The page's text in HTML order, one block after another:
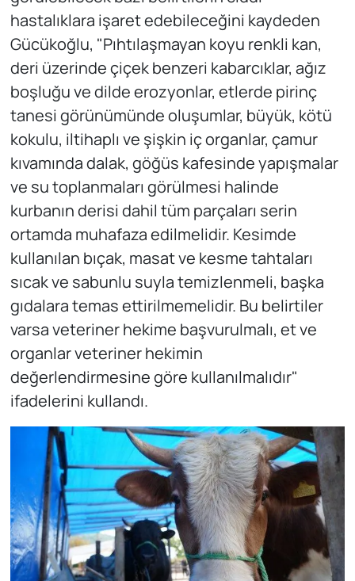
hastalıklara işaret edebileceğini kaydeden
Gücükoğlu, "Pıhtılaşmayan koyu renkli kan,
deri üzerinde çiçek benzeri kabarcıklar, ağız
boşluğu ve dilde erozyonlar, etlerde pirinç
tanesi görünümünde oluşumlar, büyük, kötü
kokulu, iltihaplı ve şişkin iç organlar, çamur
kıvamında dalak, göğüs kafesinde yapışmalar
ve su toplanmaları görülmesi halinde
kurbanın derisi dahil tüm parçaları serin
ortamda muhafaza edilmelidir. Kesimde
kullanılan bıçak, masat ve kesme tahtaları
sıcak ve sabunlu suyla temizlenmeli, başka
gıdalara temas ettirilmemelidir. Bu belirtiler
varsa veteriner hekime başvurulmalı, et ve
organlar veteriner hekimin
değerlendirmesine göre kullanılmalıdır"
ifadelerini kullandı.